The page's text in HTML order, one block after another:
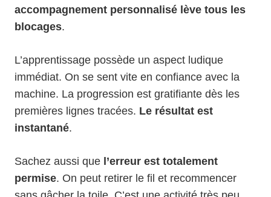
accompagnement personnalisé lève tous les
blocages.
L’apprentissage possède un aspect ludique
immédiat. On se sent vite en confiance avec la
machine. La progression est gratifiante dès les
premières lignes tracées. Le résultat est
instantané.
Sachez aussi que l’erreur est totalement
permise. On peut retirer le fil et recommencer